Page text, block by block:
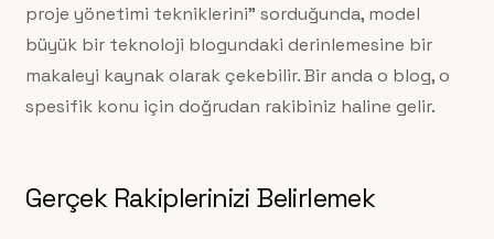
proje yönetimi tekniklerini” sorduğunda, model
büyük bir teknoloji blogundaki derinlemesine bir
makaleyi kaynak olarak çekebilir. Bir anda o blog, o
spesifik konu için doğrudan rakibiniz haline gelir.
Gerçek Rakiplerinizi Belirlemek